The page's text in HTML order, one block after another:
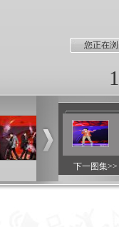
您正在
1
下一图集>>